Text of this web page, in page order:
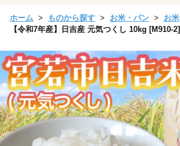
ホーム ものから探す お米・パン
お米
【令和7年産】日吉産 元気つくし 10kg [M910-2]